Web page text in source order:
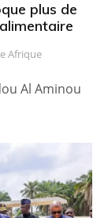
plus de
Afrique
Al Aminou